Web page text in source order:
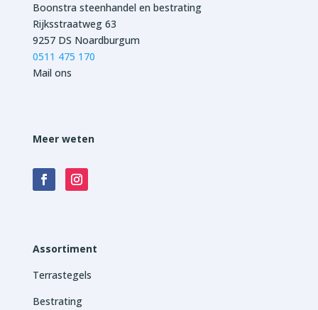
Boonstra steenhandel en bestrating
Rijksstraatweg 63
9257 DS Noardburgum
0511 475 170
Mail ons
Meer weten
Assortiment
Terrastegels
Bestrating